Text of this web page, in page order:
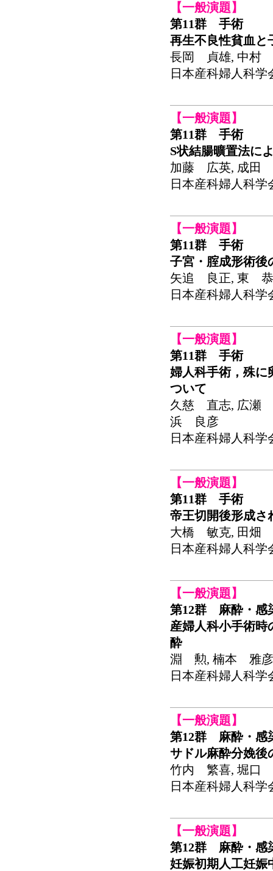
【一般演題】
第11群 手術
再生不良性貧血と
長岡 貞雄, 中村
日本産科婦人科学
【一般演題】
第11群 手術
S状結腸曠置法に
加藤 広英, 成田
日本産科婦人科学
【一般演題】
第11群 手術
子宮・腟成形術後
矢追 良正, 東
日本産科婦人科学
【一般演題】
第11群 手術
婦人科手術，殊に
ついて
久慈 直志, 広瀬
浜 良彦
日本産科婦人科学
【一般演題】
第11群 手術
帝王切開後形成さ
大橋 敏克, 田畑
日本産科婦人科学
【一般演題】
第12群 麻酔・感
産婦人科小手術時
酔
淵 勲, 楠本 雅彦
日本産科婦人科学
【一般演題】
第12群 麻酔・感
サドル麻酔分娩後
竹内 繁喜, 堀口
日本産科婦人科学
【一般演題】
第12群 麻酔・感
妊娠初期人工妊娠